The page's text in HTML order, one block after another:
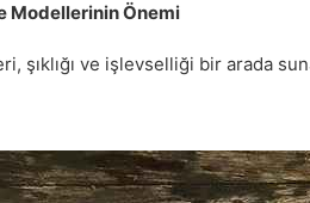
Modellerinin Önemi
şıklığı ve işlevselliği bir arada